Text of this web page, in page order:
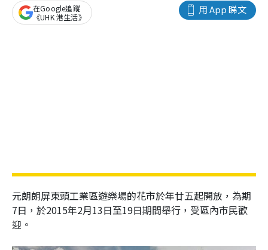
用 App 睇文
在Google追蹤
《UHK 港生活》
元朗朗屏東頭工業區遊樂場的花市於年廿五起開放，為期
7日，於2015年2月13日至19日期間舉行，受區內市民歡
迎。